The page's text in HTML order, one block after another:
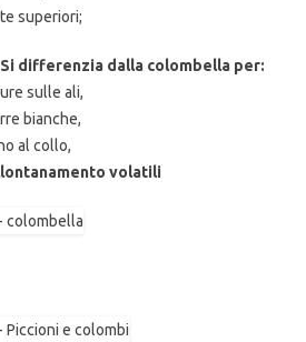
superiori;
differenzia dalla colombella per:
sulle ali,
bianche,
al collo,
volatili